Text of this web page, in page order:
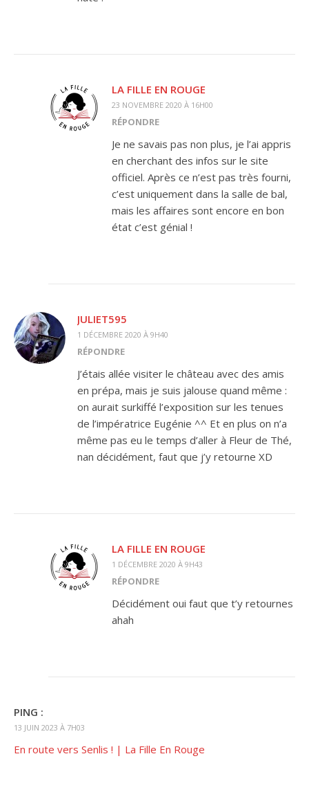
LA FILLE EN ROUGE
23 NOVEMBRE 2020 À 16H00
RÉPONDRE
Je ne savais pas non plus, je l’ai appris
en cherchant des infos sur le site
officiel. Après ce n’est pas très fourni,
c’est uniquement dans la salle de bal,
mais les affaires sont encore en bon
état c’est génial !
JULIET595
1 DÉCEMBRE 2020 À 9H40
RÉPONDRE
J’étais allée visiter le château avec des amis
en prépa, mais je suis jalouse quand même :
on aurait surkiffé l’exposition sur les tenues
de l’impératrice Eugénie ^^ Et en plus on n’a
même pas eu le temps d’aller à Fleur de Thé,
nan décidément, faut que j’y retourne XD
LA FILLE EN ROUGE
1 DÉCEMBRE 2020 À 9H43
RÉPONDRE
Décidément oui faut que t’y retournes
ahah
PING :
13 JUIN 2023 À 7H03
En route vers Senlis ! | La Fille En Rouge